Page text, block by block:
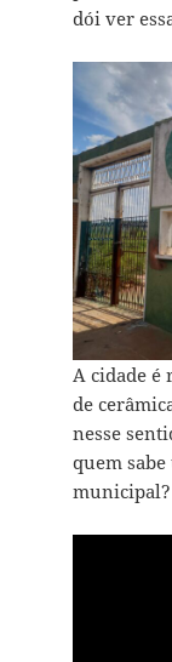
dói ver
A cidade é
de
nesse
quem
municipal?